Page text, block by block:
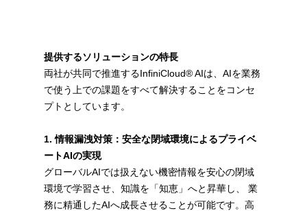
提供するソリューションの特長
両社が共同で推進するInfiniCloud® AIは、AIを業務
で使う上での課題をすべて解決することをコンセ
プトとしています。
1. 情報漏洩対策：安全な閉域環境によるプライベ
ートAIの実現
グローバルAIでは扱えない機密情報を安心の閉域
環境で学習させ、知識を「知恵」へと昇華し、 業
務に精通したAIへ成長させることが可能です。高